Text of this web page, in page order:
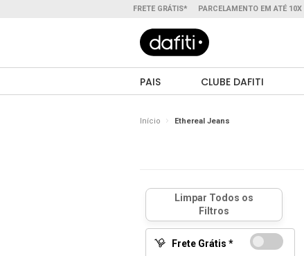
FRETE GRÁTIS* PARCELAMENTO EM ATÉ 10X
PAIS CLUBE DAFITI
Início Ethereal Jeans
Frete Grátis *